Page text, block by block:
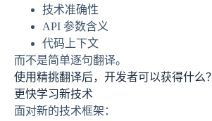
技术准确性
API 参数含义
代码上下文
而不是简单逐句翻译。
使用精挑翻译后，开发者可以获得什么？
更快学习新技术
面对新的技术框架：